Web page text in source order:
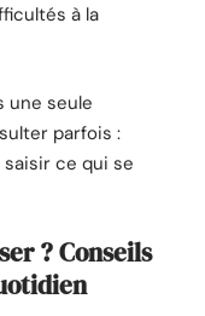
à la
une seule
parfois :
ce qui se
? Conseils